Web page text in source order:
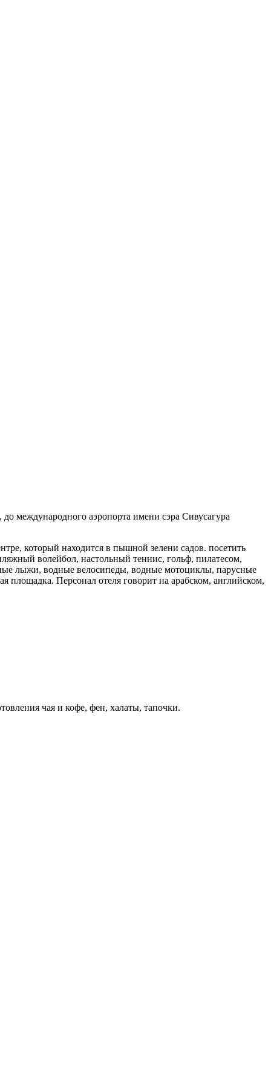
международного аэропорта имени сэра Сивусагура
который находится в пышной зелени садов. посетить
волейбол, настольный теннис, гольф, пилатесом,
лыжи, водные велосипеды, водные мотоциклы, парусные
площадка. Персонал отеля говорит на арабском, английском,
чая и кофе, фен, халаты, тапочки.